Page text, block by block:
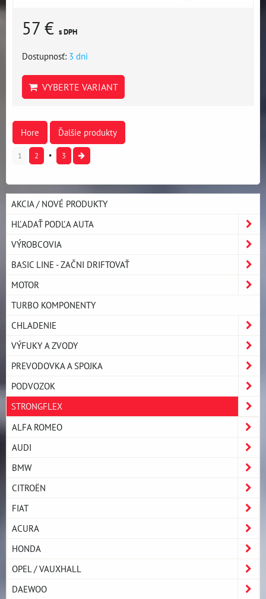
57 € s DPH
Dostupnosť: 3 dni
VYBERTE VARIANT
Hore Ďalšie produkty
1 2 3
AKCIA / NOVÉ PRODUKTY
HĽADAŤ PODĽA AUTA
VÝROBCOVIA
BASIC LINE - ZAČNI DRIFTOVAŤ
MOTOR
TURBO KOMPONENTY
CHLADENIE
VÝFUKY A ZVODY
PREVODOVKA A SPOJKA
PODVOZOK
STRONGFLEX
ALFA ROMEO
AUDI
BMW
CITROËN
FIAT
ACURA
HONDA
OPEL / VAUXHALL
DAEWOO